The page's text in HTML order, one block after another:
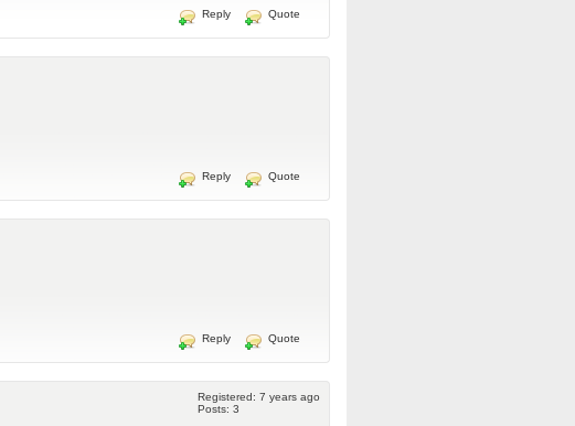
Reply Quote
Reply Quote
Reply Quote
Registered: 7 years ago
Posts: 3